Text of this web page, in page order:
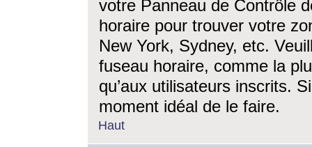
votre Panneau de Contrôle
horaire pour trouver votre
New York, Sydney, etc.
fuseau horaire, comme la
qu’aux utilisateurs inscrits.
moment idéal de le faire.
Haut